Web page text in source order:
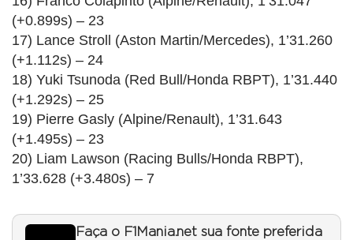
(+0.899s) – 23
17) Lance Stroll (Aston Martin/Mercedes), 1’31.260
(+1.112s) – 24
18) Yuki Tsunoda (Red Bull/Honda RBPT), 1’31.440
(+1.292s) – 25
19) Pierre Gasly (Alpine/Renault), 1’31.643
(+1.495s) – 23
20) Liam Lawson (Racing Bulls/Honda RBPT),
1’33.628 (+3.480s) – 7
Faça o F1Mania.net sua fonte preferida